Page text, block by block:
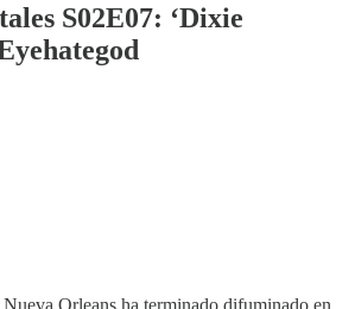
S02E07: ‘Dixie
Orleans ha terminado difuminado en